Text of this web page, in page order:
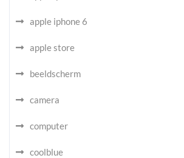
apple iphone 6
apple store
beeldscherm
camera
computer
coolblue